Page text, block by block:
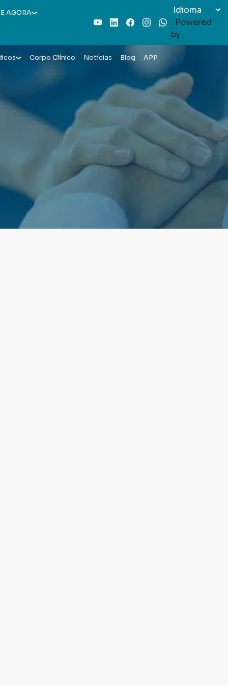
AGORA
YoutubeLinkedInFacebook
InstagramWhatsAppPowered
by
Corpo Clínico Notícias Blog APP